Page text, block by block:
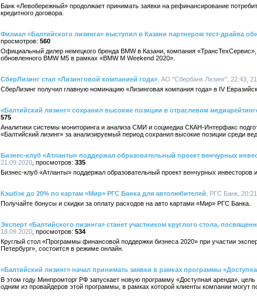
Банк «Левобережный» продолжает принимать заявки на рефинансирование
кредитного договора.
Филиал «Балтийского лизинга» выступил в Казани партнером тест-драйва
560
Официальный дилер немецкого бренда BMW в Казани, компания
обновленного BMW M5 в рамках «BMW M Weekend 2020».
СберЛизинг стал «Лизинговой компанией года» , АО "Сбербанк Лизинг", 22:43,
СберЛизинг получил главную номинацию «Лизинговая компания года» в IV
«Балтийский лизинг» сохранил высокие позиции в отраслевом
575
Аналитики системы мониторинга и анализа СМИ и соцмедиа СКАН-Интерфакс
«Балтийский лизинг» за анализируемый период сохранил высокие позиции среди
Бизнес-клуб «Атланты» поддержал образовательный проект венчурных
21.09.2020
335
Бизнес-клуб «Атланты» поддержал образовательный проект венчурных инвесторов
Кэшбэк до 20% по картам «Мир» РГС Банка для автолюбителей , РГС Банк,
Получайте бонусы и скидки за оплату расходов на авто картами «Мир» РГС Банка.
Эксперт «Балтийского лизинга» станет участником круглого стола,
18.09.2020
534
Круглый стол «Программы финансовой поддержки бизнеса 2020» при участии
Петербург», состоится в режиме онлайн.
«Балтийский лизинг» начал принимать заявки в рамках программы
В этом году Минпромторг РФ запускает новую программу «Доступная аренда», цель
одним из провайдеров этой программы, в рамках которой клиенты компании могут